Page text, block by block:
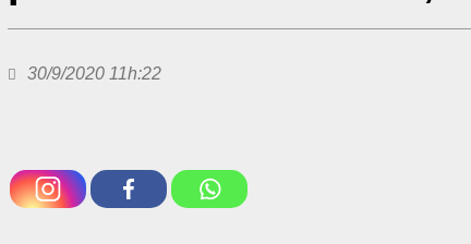
30/9/2020 11h:22